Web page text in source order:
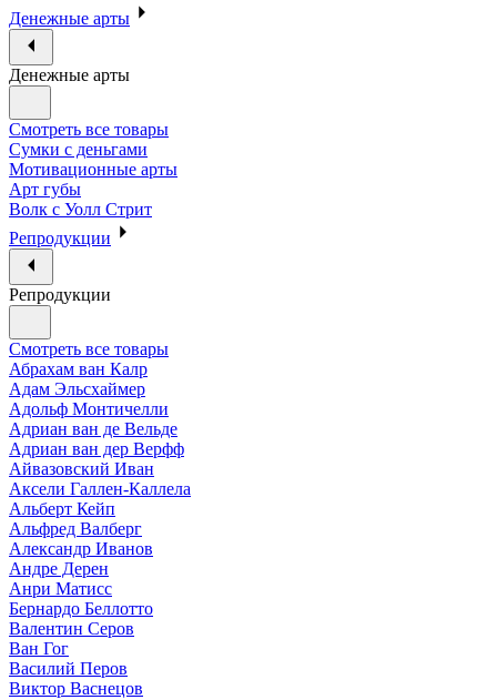
Денежные арты
Денежные арты
Смотреть все товары
Сумки с деньгами
Мотивационные арты
Арт губы
Волк с Уолл Стрит
Репродукции
Репродукции
Смотреть все товары
Абрахам ван Калр
Адам Эльсхаймер
Адольф Монтичелли
Адриан ван де Вельде
Адриан ван дер Верфф
Айвазовский Иван
Аксели Галлен-Каллела
Альберт Кейп
Альфред Валберг
Александр Иванов
Андре Дерен
Анри Матисс
Бернардо Беллотто
Валентин Серов
Ван Гог
Василий Перов
Виктор Васнецов